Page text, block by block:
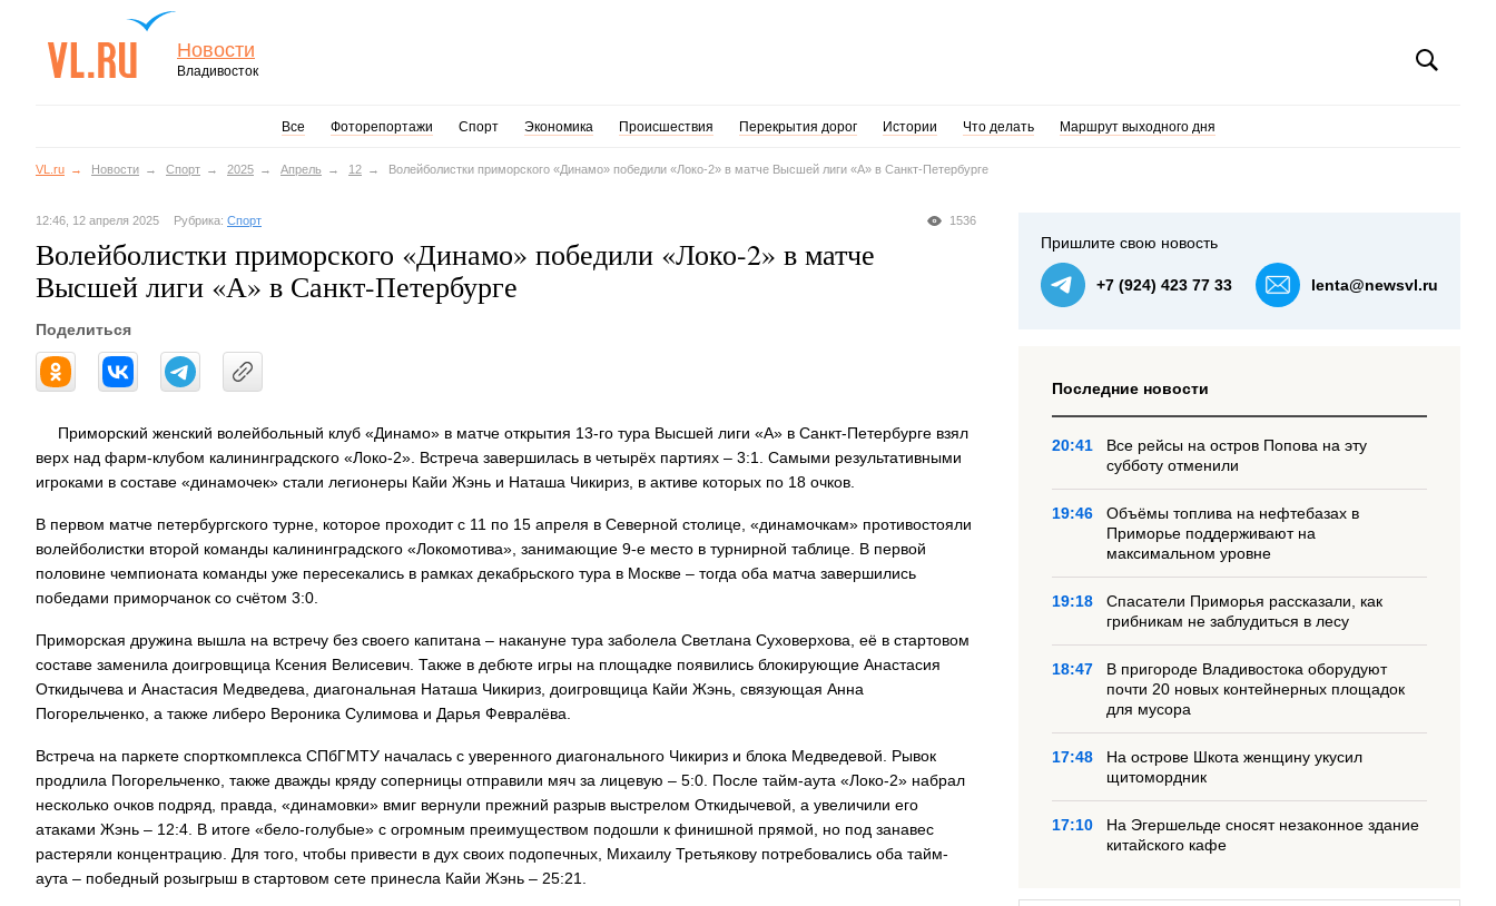
Новости
Владивосток
Все Фоторепортажи Спорт Экономика Происшествия Перекрытия дорог Истории Что делать Маршрут выходного дня
VL.ru Новости Спорт 2025 Апрель 12 Волейболистки приморского «Динамо» победили «Локо-2» в матче Высшей лиги «А» в Санкт-Петербурге
1536
12:46, 12 апреля 2025 Рубрика: Спорт
Волейболистки приморского «Динамо» победили «Локо-2» в матче
Высшей лиги «А» в Санкт-Петербурге
Поделиться
Приморский женский волейбольный клуб «Динамо» в матче открытия 13-го тура Высшей лиги «А» в Санкт-Петербурге взял
верх над фарм-клубом калининградского «Локо-2». Встреча завершилась в четырёх партиях – 3:1. Самыми результативными
игроками в составе «динамочек» стали легионеры Кайи Жэнь и Наташа Чикириз, в активе которых по 18 очков.
В первом матче петербургского турне, которое проходит с 11 по 15 апреля в Северной столице, «динамочкам» противостояли
волейболистки второй команды калининградского «Локомотива», занимающие 9-е место в турнирной таблице. В первой
половине чемпионата команды уже пересекались в рамках декабрьского тура в Москве – тогда оба матча завершились
победами приморчанок со счётом 3:0.
Приморская дружина вышла на встречу без своего капитана – накануне тура заболела Светлана Суховерхова, её в стартовом
составе заменила доигровщица Ксения Велисевич. Также в дебюте игры на площадке появились блокирующие Анастасия
Откидычева и Анастасия Медведева, диагональная Наташа Чикириз, доигровщица Кайи Жэнь, связующая Анна
Погорельченко, а также либеро Вероника Сулимова и Дарья Февралёва.
Встреча на паркете спорткомплекса СПбГМТУ началась с уверенного диагонального Чикириз и блока Медведевой. Рывок
продлила Погорельченко, также дважды кряду соперницы отправили мяч за лицевую – 5:0. После тайм-аута «Локо-2» набрал
несколько очков подряд, правда, «динамовки» вмиг вернули прежний разрыв выстрелом Откидычевой, а увеличили его
атаками Жэнь – 12:4. В итоге «бело-голубые» с огромным преимуществом подошли к финишной прямой, но под занавес
растеряли концентрацию. Для того, чтобы привести в дух своих подопечных, Михаилу Третьякову потребовались оба тайм-
аута – победный розыгрыш в стартовом сете принесла Кайи Жэнь – 25:21.
Пришлите свою новость
+7 (924) 423 77 33 lenta@newsvl.ru
Последние новости
20:41
Все рейсы на остров Попова на эту
субботу отменили
19:46
Объёмы топлива на нефтебазах в
Приморье поддерживают на
максимальном уровне
19:18
Спасатели Приморья рассказали, как
грибникам не заблудиться в лесу
18:47
В пригороде Владивостока оборудуют
почти 20 новых контейнерных площадок
для мусора
17:48
На острове Шкота женщину укусил
щитомордник
17:10
На Эгершельде сносят незаконное здание
китайского кафе